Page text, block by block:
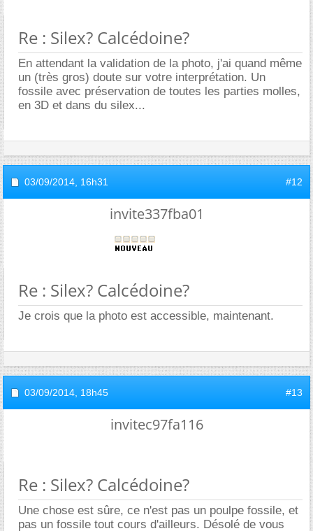
Re : Silex? Calcédoine?
En attendant la validation de la photo, j'ai quand même
un (très gros) doute sur votre interprétation. Un
fossile avec préservation de toutes les parties molles,
en 3D et dans du silex...
03/09/2014, 16h31 #12
invite337fba01
Re : Silex? Calcédoine?
Je crois que la photo est accessible, maintenant.
03/09/2014, 18h45 #13
invitec97fa116
Re : Silex? Calcédoine?
Une chose est sûre, ce n'est pas un poulpe fossile, et
pas un fossile tout cours d'ailleurs. Désolé de vous